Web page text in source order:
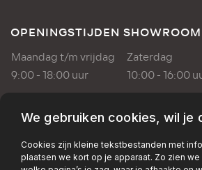
OPENINGSTIJDEN SHOWROOM
Maandag t/m vrijdag
Zaterdag
9:00 - 18:00 uur
10:00 - 16:00
OPENINGSTIJDEN
Maandag t/m vrijdag
8:00 - 17:00 uur
We gebruiken cookies, wil je
Cookies zijn kleine tekstbestanden met
plaatsen we kort op je apparaat. Zo zien